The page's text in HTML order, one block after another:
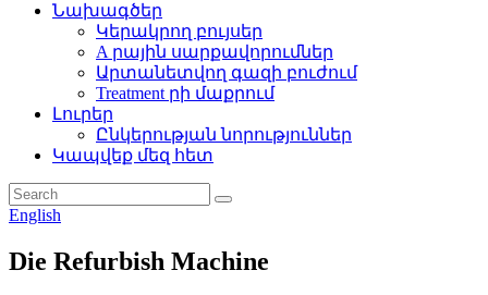
Նախագծեր
Կերակրող բույսեր
A րային սարքավորումներ
Արտանետվող գազի բուժում
Treatment րի մաքրում
Լուրեր
Ընկերության նորություններ
Կապվեք մեզ հետ
English
Die Refurbish Machine